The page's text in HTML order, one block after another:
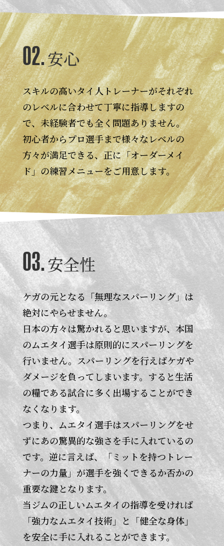
02.安心
スキルの高いタイ人トレーナーがそれぞれ
のレベルに合わせて丁寧に指導しますの
で、未経験者でも全く問題ありません。
初心者からプロ選手まで様々なレベルの
方々が満足できる、正に「オーダーメイ
ド」の練習メニューをご用意します。
03. 安全性
ケガの元となる「無理なスパーリング」は
絶対にやらせません。
日本の方々は驚かれると思いますが、本国
のムエタイ選手は原則的にスパーリングを
行いません。スパーリングを行えばケガや
ダメージを負ってしまいます。すると生活
の糧である試合に多く出場することができ
なくなります。
つまり、ムエタイ選手はスパーリングをせ
ずにあの驚異的な強さを手に入れているの
です。逆に言えば、「ミットを持つトレー
ナーの力量」が選手を強くできるか否かの
重要な鍵となります。
当ジムの正しいムエタイの指導を受ければ
「強力なムエタイ技術」と「健全な身体」
を安全に手に入れることができます。